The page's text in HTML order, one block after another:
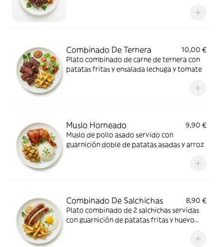
Combinado De Ternera
10,00 €
Plato combinado de carne de ternera con
patatas fritas y ensalada lechuga y tomate
Muslo Horneado
9,90 €
Muslo de pollo asado servido con
guarnición doble de patatas asadas y arroz
Combinado De Salchichas
8,90 €
Plato combinado de 2 salchichas servidas
con guarnición de patatas fritas y huevo